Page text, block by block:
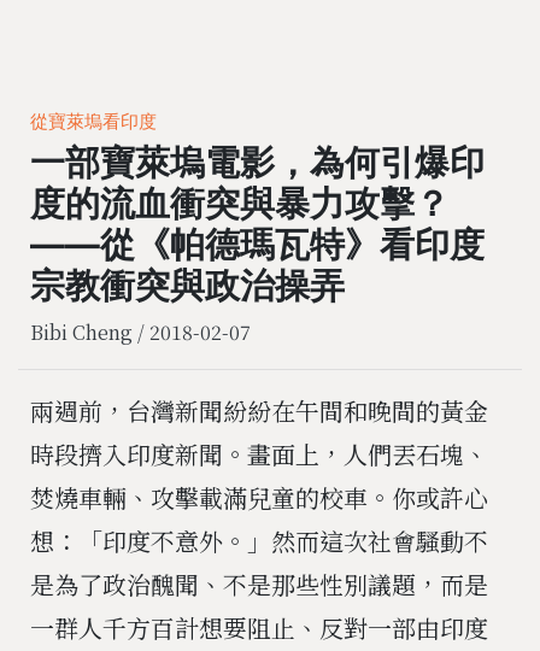
從寶萊塢看印度
一部寶萊塢電影，為何引爆印
度的流血衝突與暴力攻擊？
——從《帕德瑪瓦特》看印度
宗教衝突與政治操弄
Bibi Cheng /2018-02-07
兩週前，台灣新聞紛紛在午間和晚間的黃金
時段擠入印度新聞。畫面上，人們丟石塊、
焚燒車輛、攻擊載滿兒童的校車。你或許心
想：「印度不意外。」然而這次社會騷動不
是為了政治醜聞、不是那些性別議題，而是
一群人千方百計想要阻止、反對一部由印度